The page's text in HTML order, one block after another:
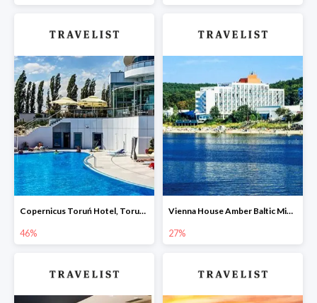
Copernicus Toruń Hotel, Toruń -46%
46%
Vienna House Amber Baltic Miedzyzdroje -27%
27%